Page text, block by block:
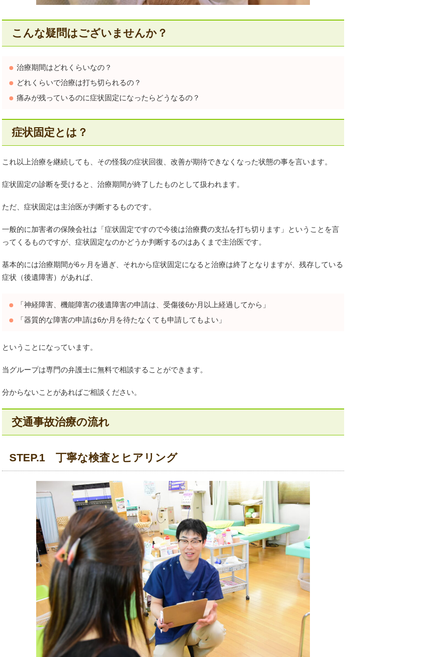
こんな疑問はございませんか？
治療期間はどれくらいなの？
どれくらいで治療は打ち切られるの？
痛みが残っているのに症状固定になったらどうなるの？
症状固定とは？
これ以上治療を継続しても、その怪我の症状回復、改善が期待できなくなった状態の事を言います。
症状固定の診断を受けると、治療期間が終了したものとして扱われます。
ただ、症状固定は主治医が判断するものです。
一般的に加害者の保険会社は「症状固定ですので今後は治療費の支払を打ち切ります」ということを言
ってくるものですが、症状固定なのかどうか判断するのはあくまで主治医です。
基本的には治療期間が6ヶ月を過ぎ、それから症状固定になると治療は終了となりますが、残存している
症状（後遺障害）があれば、
「神経障害、機能障害の後遺障害の申請は、受傷後6か月以上経過してから」
「器質的な障害の申請は6か月を待たなくても申請してもよい」
ということになっています。
当グループは専門の弁護士に無料で相談することができます。
分からないことがあればご相談ください。
交通事故治療の流れ
STEP.1 丁寧な検査とヒアリング